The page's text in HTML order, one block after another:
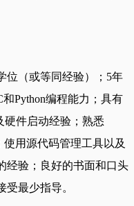
位（或等同经验）；5年
Python编程能力；具有
硬件启动经验；熟悉
用源代码管理工具以及
经验；良好的书面和口头
最少指导。